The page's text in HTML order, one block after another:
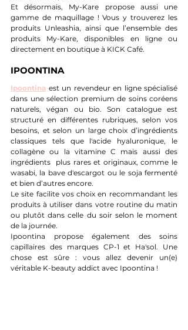
Et désormais, My-Kare propose aussi une
gamme de maquillage ! Vous y trouverez les
produits Unleashia, ainsi que l’ensemble des
produits My-Kare, disponibles en ligne ou
directement en boutique à KICK Café.
IPOONTINA
Ipoontina est un revendeur en ligne spécialisé
dans une sélection premium de soins coréens
naturels, végan ou bio. Son catalogue est
structuré en différentes rubriques, selon vos
besoins, et selon un large choix d’ingrédients
classiques tels que l'acide hyaluronique, le
collagène ou la vitamine C mais aussi des
ingrédients  plus rares et originaux, comme le
wasabi, la bave d'escargot ou le soja fermenté
et bien d’autres encore.
Le site facilite vos choix en recommandant les
produits à utiliser dans votre routine du matin
ou plutôt dans celle du soir selon le moment
de la journée.
Ipoontina propose également des soins
capillaires des marques CP-1 et Ha'sol. Une
chose est sûre : vous allez devenir un(e)
véritable K-beauty addict avec Ipoontina !